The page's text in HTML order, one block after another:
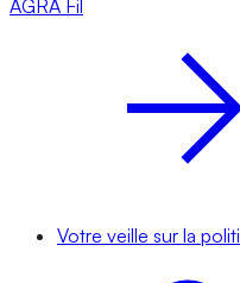
AGRA Fil
Votre veille sur la